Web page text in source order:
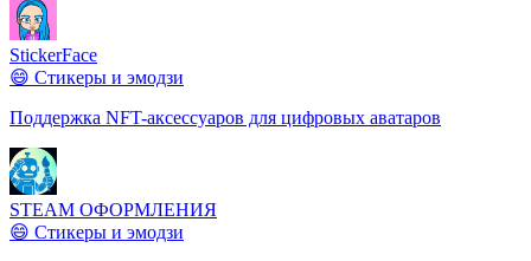
StickerFace
😄 Стикеры и эмодзи
Поддержка NFT-аксессуаров для цифровых аватаров
STEAM ОФОРМЛЕНИЯ
😄 Стикеры и эмодзи